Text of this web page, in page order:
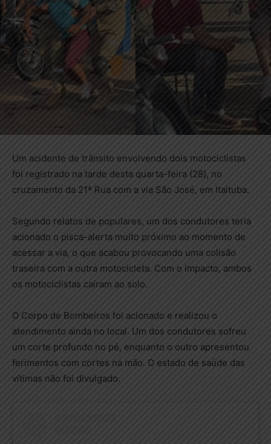
Um acidente de trânsito envolvendo dois motociclistas
foi registrado na tarde desta quarta-feira (28), no
cruzamento da 21ª Rua com a via São José, em Itaituba.
Segundo relatos de populares, um dos condutores teria
acionado o pisca-alerta muito próximo ao momento de
acessar a via, o que acabou provocando uma colisão
traseira com a outra motocicleta. Com o impacto, ambos
os motociclistas caíram ao solo.
O Corpo de Bombeiros foi acionado e realizou o
atendimento ainda no local. Um dos condutores sofreu
um corte profundo no pé, enquanto o outro apresentou
ferimentos com cortes na mão. O estado de saúde das
vítimas não foi divulgado.